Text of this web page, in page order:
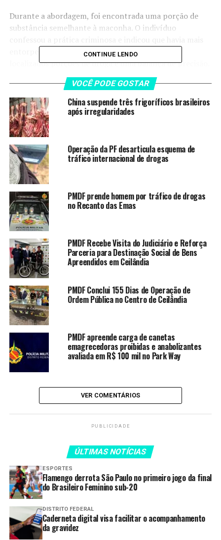
Durante a abordagem, foi encontrada uma porção de
substância semelhante à maconha. O indivíduo
entorpecentes em sua residência, onde foram
localizados porções de droga e uma balança de precisão.
Em continuidade à ocorrência, os policiais chegaram a
outro endereço indicado, onde localizaram mais 14
porções de substância conhecida como “skunk”, três
balanças de precisão e aparelhos celulares de
procedência duvidosa. No local, outros dois envolvidos
foram detidos.
Ao todo, foram apreendidas 15 porções de
entorpecentes, cinco balanças de precisão, cinco
celulares e material utilizado para embalo das drogas.
Os três detidos possuem passagens anteriores pela
polícia por crimes como tráfico de drogas, receptação,
furto. Diante dos fatos, os envolvidos foram conduzidos
à Delegacia para as providências cabíveis.
LEIA TAMBÉM
PMDF Recebe Visita do Judiciário
e Reforça Parceria para
PMDF Conclui 155 Dias de
Operação de Ordem Pública no
Centro de Ceilândia
emagrecedoras proibidas e
anabolizantes avaliada em R$ 100
mil no Park Way
PMDF prende homem por tráfico
interestadual de drogas na
CONTINUE LENDO
VOCÊ PODE GOSTAR
China suspende três frigoríficos brasileiros
após irregularidades
Operação da PF desarticula esquema de
tráfico internacional de drogas
PMDF prende homem por tráfico de drogas
no Recanto das Emas
PMDF Recebe Visita do Judiciário e Reforça
Parceria para Destinação Social de Bens
Apreendidos em Ceilândia
PMDF Conclui 155 Dias de Operação de
Ordem Pública no Centro de Ceilândia
PMDF apreende carga de canetas
emagrecedoras proibidas e anabolizantes
avaliada em R$ 100 mil no Park Way
VER COMENTÁRIOS
PUBLICIDADE
ÚLTIMAS NOTÍCIAS
ESPORTES
Flamengo derrota São Paulo no primeiro jogo da final
do Brasileiro Feminino sub-20
DISTRITO FEDERAL
Caderneta digital visa facilitar o acompanhamento
da gravidez